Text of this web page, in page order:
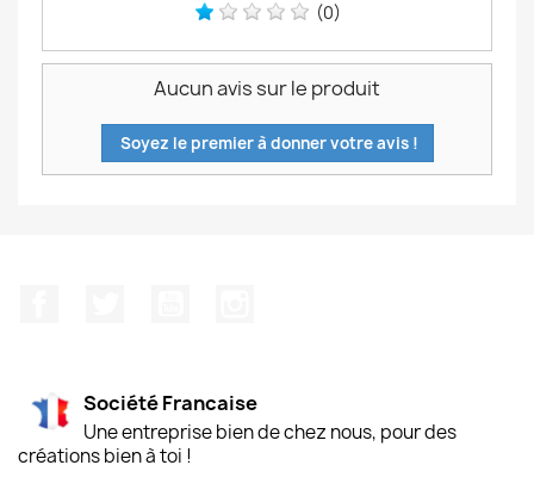
(0)
Aucun avis sur le produit
Soyez le premier à donner votre avis !
Société Francaise
Une entreprise bien de chez nous, pour des
créations bien à toi !